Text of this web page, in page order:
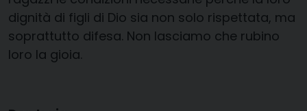
dignità di figli di Dio sia non solo rispettata, ma
soprattutto difesa. Non lasciamo che rubino
loro la gioia.